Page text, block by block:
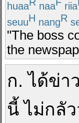
huaa naa riia
seuuH nangR
"The boss
the
ก.ได้ข่า
นี้ ไม่กลัว